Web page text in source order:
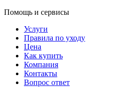
Помощь и сервисы
Услуги
Правила по уходу
Цена
Как купить
Компания
Контакты
Вопрос ответ